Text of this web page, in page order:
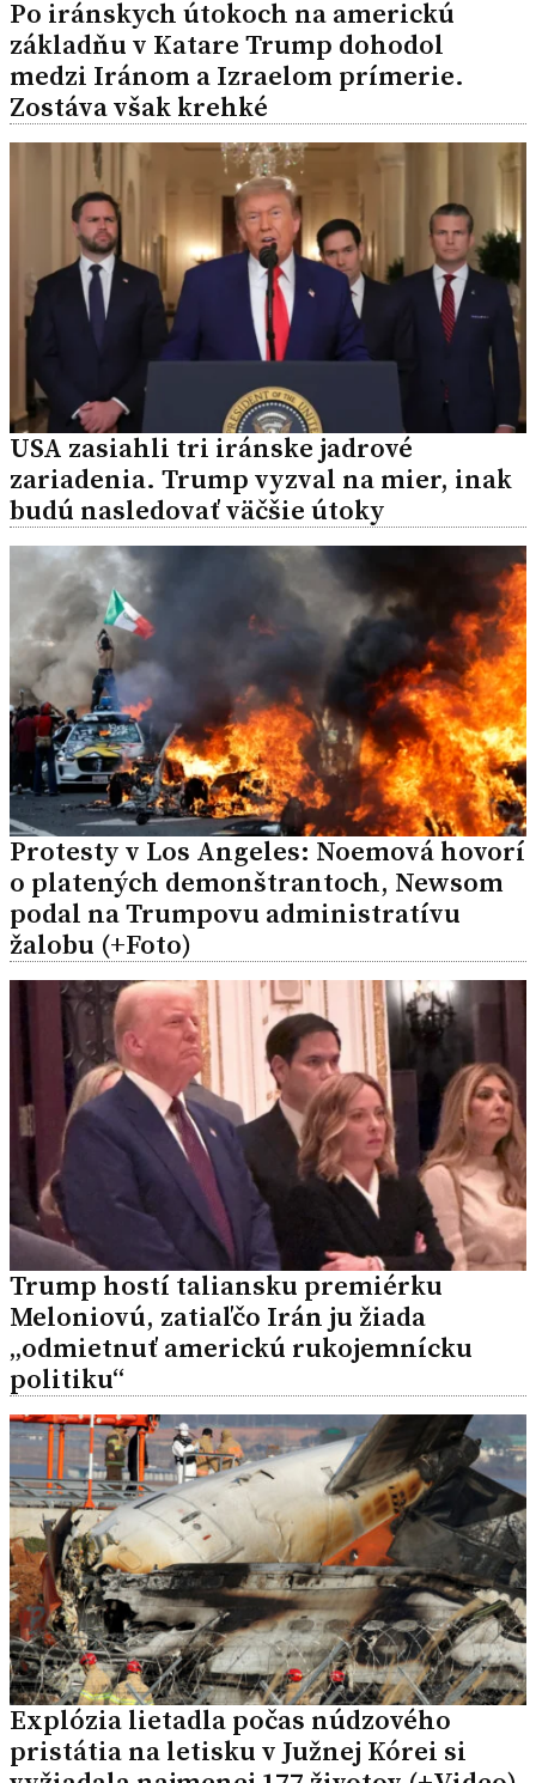
Po iránskych útokoch na americkú
základňu v Katare Trump dohodol
medzi Iránom a Izraelom prímerie.
Zostáva však krehké
USA zasiahli tri iránske jadrové
zariadenia. Trump vyzval na mier, inak
budú nasledovať väčšie útoky
Protesty v Los Angeles: Noemová hovorí
o platených demonštrantoch, Newsom
podal na Trumpovu administratívu
žalobu (+Foto)
Trump hostí taliansku premiérku
Meloniovú, zatiaľčo Irán ju žiada
„odmietnuť americkú rukojemnícku
politiku“
Explózia lietadla počas núdzového
pristátia na letisku v Južnej Kórei si